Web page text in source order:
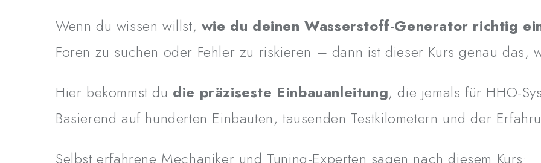
✅ Komplettes Video-
erklärt, kein Detail
Von der
gesamten Ablauf
Wenn du wissen willst, wie du deinen Wasserstoff-Generator richtig
Foren zu suchen oder Fehler zu riskieren – dann ist dieser Kurs genau das,
Hier bekommst du die präziseste Einbauanleitung, die jemals für HHO-
Basierend auf hunderten Einbauten, tausenden Testkilometern und der
Selbst erfahrene Mechaniker und Tuning-Experten sagen nach diesem Kurs: